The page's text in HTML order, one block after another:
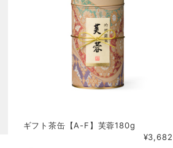
ギフト茶缶【A-F】芙蓉180g
¥3,682